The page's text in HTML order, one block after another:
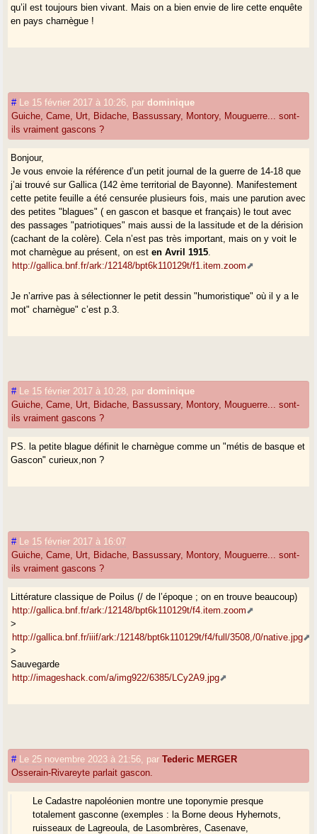
qu’il est toujours bien vivant. Mais on a bien envie de lire cette enquête
en pays charnègue !
# Le 15 février 2017 à 10:26 pardominique
Guiche, Came, Urt, Bidache, Bassussary, Montory, Mouguerre... sont-
ils vraiment gascons ?
Bonjour,
Je vous envoie la référence d’un petit journal de la guerre de 14-18 que
j’ai trouvé sur Gallica (142 ème territorial de Bayonne). Manifestement
cette petite feuille a été censurée plusieurs fois, mais une parution avec
des petites "blagues" ( en gascon et basque et français) le tout avec
des passages "patriotiques" mais aussi de la lassitude et de la dérision
(cachant de la colère). Cela n’est pas très important, mais on y voit le
mot charnègue au présent, on esten Avril 1915
http://gallica.bnf.fr/ark:/12148/bpt6k110129t/f1.item.zoom
Je n’arrive pas à sélectionner le petit dessin "humoristique" où il y a le
mot" charnègue" c’est p.3.
# Le 15 février 2017 à 10:28 pardominique
Guiche, Came, Urt, Bidache, Bassussary, Montory, Mouguerre... sont-
ils vraiment gascons ?
PS. la petite blague définit le charnègue comme un "métis de basque et
Gascon" curieux,non ?
#
Le 15 février 2017 à 16:07
Guiche, Came, Urt, Bidache, Bassussary, Montory, Mouguerre... sont-
ils vraiment gascons ?
Littérature classique de Poilus (/ de l’époque ; on en trouve beaucoup)
http://gallica.bnf.fr/ark:/12148/bpt6k110129t/f4.item.zoom
>
http://gallica.bnf.fr/iiif/ark:/12148/bpt6k110129t/f4/full/3508,/0/native.jpg
>
Sauvegarde
http://imageshack.com/a/img922/6385/LCy2A9.jpg
# Le 25 novembre 2023 à 21:56 parTederic MERGER
Osserain-Rivareyte parlait gascon.
Le Cadastre napoléonien montre une toponymie presque
totalement gasconne (exemples : la Borne deous Hyhernots,
ruisseaux de Lagreoula, de Lasombrères, Casenave,